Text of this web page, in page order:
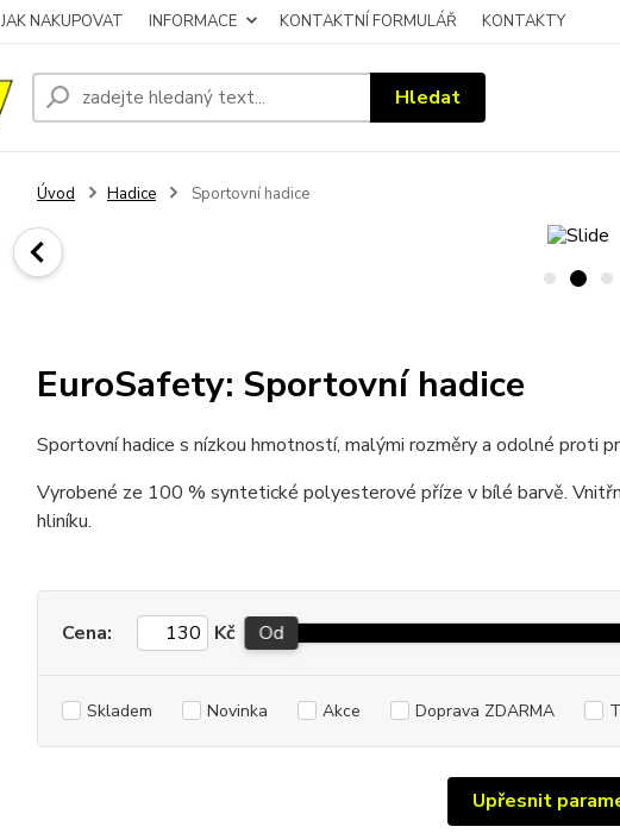
JAK NAKUPOVAT INFORMACE KONTAKTNÍ FORMULÁŘ KONTAKTY
Hledat
Úvod Hadice Sportovní hadice
EuroSafety: Sportovní hadice
Sportovní hadice s nízkou hmotností, malými rozměry a odolné proti
Vyrobené ze 100 % syntetické polyesterové příze v bílé barvě.
hliníku.
Upřesnit
Cena: Kč Od
Skladem Novinka Akce Doprava ZDARMA